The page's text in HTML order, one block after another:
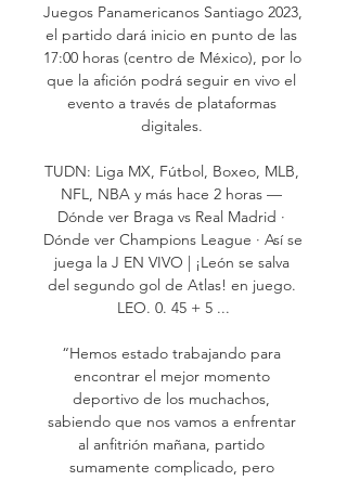
Juegos Panamericanos Santiago 2023,
el partido dará inicio en punto de las
17:00 horas (centro de México), por lo
que la afición podrá seguir en vivo el
evento a través de plataformas
digitales.
TUDN: Liga MX, Fútbol, Boxeo, MLB,
NFL, NBA y más hace 2 horas —
Dónde ver Braga vs Real Madrid ·
Dónde ver Champions League · Así se
juega la J EN VIVO | ¡León se salva
del segundo gol de Atlas! en juego.
LEO. 0. 45 + 5 ...
“Hemos estado trabajando para
encontrar el mejor momento
deportivo de los muchachos,
sabiendo que nos vamos a enfrentar
al anfitrión mañana, partido
sumamente complicado, pero